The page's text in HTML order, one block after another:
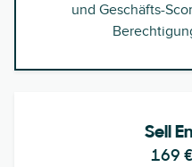
und Geschäfts-
Sell
169 €